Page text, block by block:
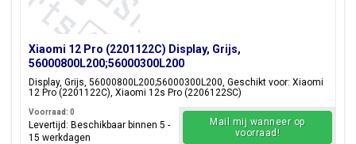
Xiaomi 12 Pro (2201122C) Display, Grijs,
56000800L200;56000300L200
Display, Grijs, 56000800L200;56000300L200, Geschikt voor: Xiaomi
12 Pro (2201122C), Xiaomi 12s Pro (2206122SC)
Voorraad: 0
Levertijd: Beschikbaar binnen 5 -
15 werkdagen
Mail mij wanneer op
voorraad!